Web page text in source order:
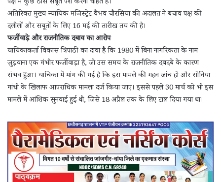
पक्ष में कुछ ठोस सबूत पेश करना चाहते हैं।
अतिरिक्त मुख्य न्यायिक मजिस्ट्रेट वैभव चौरसिया की अदालत ने बचाव पक्ष की
दलीलों और सबूतों के लिए 16 मई की तारीख तय की है।
फर्जीवाड़े और राजनीतिक दबाव का आरोप
याचिकाकर्ता विकास त्रिपाठी का दावा है कि 1980 में बिना नागरिकता के नाम
जुड़वाना एक गंभीर फर्जीवाड़ा है, जो उस समय के राजनीतिक दबदबे के कारण
संभव हुआ। याचिका में मांग की गई है कि इस मामले की गहन जांच हो और सोनिया
गांधी के खिलाफ आपराधिक मामला दर्ज किया जाए। इससे पहले 30 मार्च को भी इस
मामले में आंशिक सुनवाई हुई थी, जिसे 18 अप्रैल तक के लिए टाल दिया गया था।